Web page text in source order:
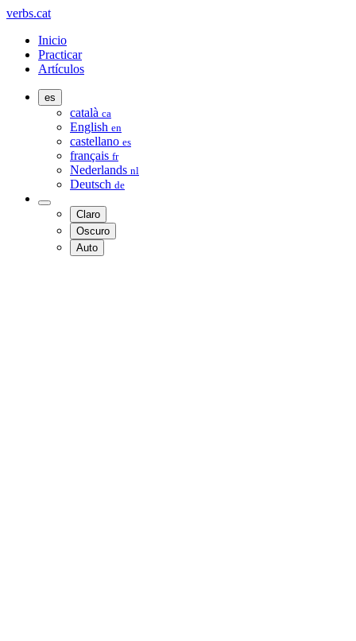
verbs.cat
Inicio
Practicar
Artículos
es
català ca
English en
castellano es
français fr
Nederlands nl
Deutsch de
Claro
Oscuro
Auto